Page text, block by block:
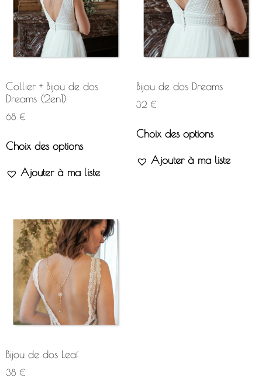
Collier + Bijou de dos
Dreams (2en1)
68 €
Choix des options
Ajouter à ma liste
Bijou de dos Dreams
32 €
Choix des options
Ajouter à ma liste
Bijou de dos Leaf
38 €